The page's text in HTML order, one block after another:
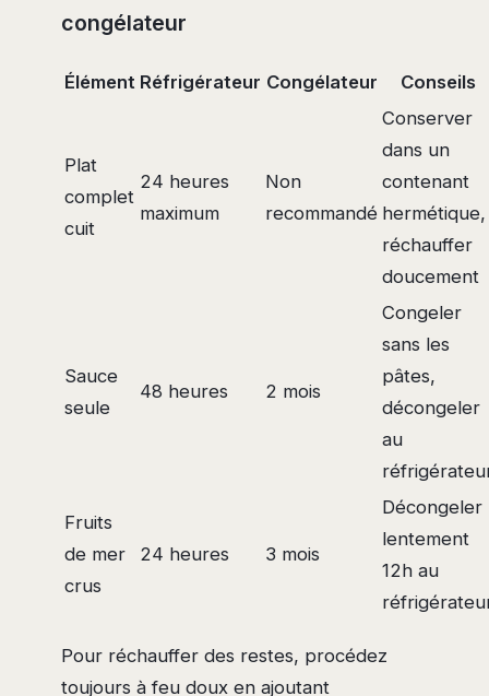
congélateur
Élément Réfrigérateur Congélateur Conseils
Plat
complet
cuit
24 heures
maximum
Non
recommandé
Conserver
dans un
contenant
hermétique,
réchauffer
doucement
Sauce
seule
48 heures 2 mois
Congeler
sans les
pâtes,
décongeler
au
Fruits
de mer
crus
24 heures 3 mois
Décongeler
lentement
12h au
Pour réchauffer des restes, procédez
toujours à feu doux en ajoutant